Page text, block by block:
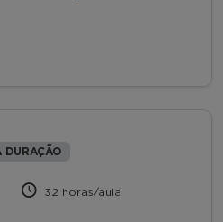
DURAÇÃO
32 horas/aula